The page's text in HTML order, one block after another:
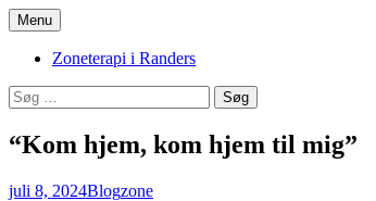
Hop
til
indhold
Stinas Zoneterapi
Menu
Zoneterapi i Randers
Søg
efter:
“Kom hjem, kom hjem til mig”
juli 8, 2024Blogzone